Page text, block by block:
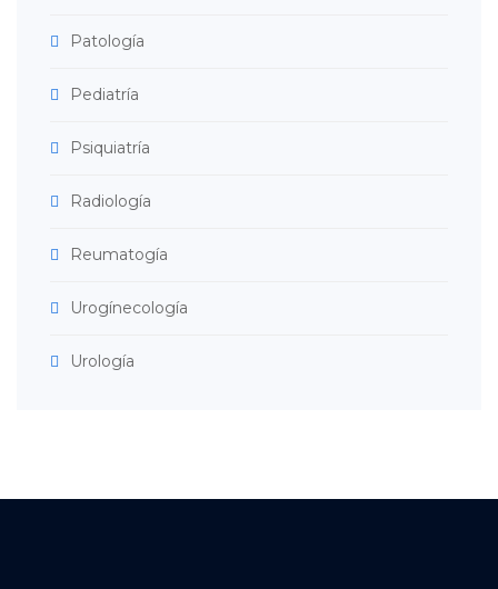
Patología
Pediatría
Psiquiatría
Radiología
Reumatogía
Urogínecología
Urología